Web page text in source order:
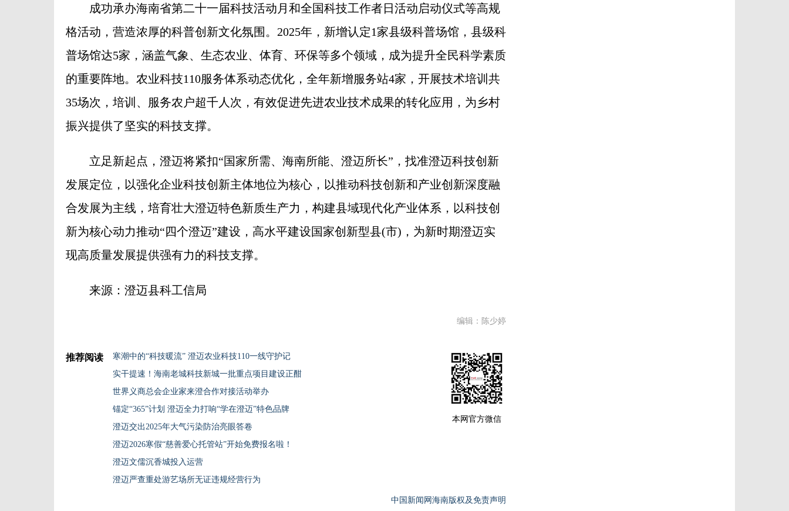
成功承办海南省第二十一届科技活动月和全国科技工作者日活动启动仪式等高规
格活动，营造浓厚的科普创新文化氛围。2025年，新增认定1家县级科普场馆，县级科
普场馆达5家，涵盖气象、生态农业、体育、环保等多个领域，成为提升全民科学素质
的重要阵地。农业科技110服务体系动态优化，全年新增服务站4家，开展技术培训共
35场次，培训、服务农户超千人次，有效促进先进农业技术成果的转化应用，为乡村
振兴提供了坚实的科技支撑。
立足新起点，澄迈将紧扣“国家所需、海南所能、澄迈所长”，找准澄迈科技创新
发展定位，以强化企业科技创新主体地位为核心，以推动科技创新和产业创新深度融
合发展为主线，培育壮大澄迈特色新质生产力，构建县域现代化产业体系，以科技创
新为核心动力推动“四个澄迈”建设，高水平建设国家创新型县(市)，为新时期澄迈实
现高质量发展提供强有力的科技支撑。
来源：澄迈县科工信局
编辑：陈少婷
推荐阅读
寒潮中的“科技暖流” 澄迈农业科技110一线守护记
实干提速！海南老城科技新城一批重点项目建设正酣
世界义商总会企业家来澄合作对接活动举办
锚定“365”计划 澄迈全力打响“学在澄迈”特色品牌
澄迈交出2025年大气污染防治亮眼答卷
澄迈2026寒假“慈善爱心托管站”开始免费报名啦！
澄迈文儒沉香城投入运营
澄迈严查重处游艺场所无证违规经营行为
本网官方微信
中国新闻网海南版权及免责声明